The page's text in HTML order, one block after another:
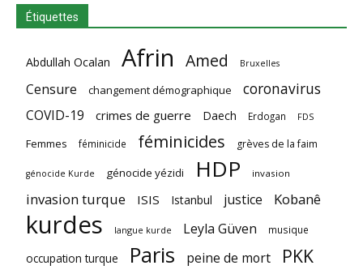
Étiquettes
Abdullah Ocalan Afrin Amed Bruxelles
Censure changement démographique coronavirus
COVID-19 crimes de guerre Daech Erdogan FDS
Femmes féminicide féminicides grèves de la faim
génocide Kurde génocide yézidi HDP invasion
invasion turque ISIS Istanbul justice Kobanê
kurdes langue kurde Leyla Güven musique
occupation turque Paris peine de mort PKK